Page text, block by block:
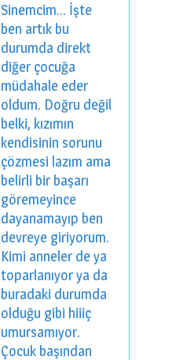
Sinemcim... İşte
ben artık bu
durumda direkt
diğer çocuğa
müdahale eder
oldum. Doğru değil
belki, kızımın
kendisinin sorunu
çözmesi lazım ama
belirli bir başarı
göremeyince
dayanamayıp ben
devreye giriyorum.
Kimi anneler de ya
toparlanıyor ya da
buradaki durumda
olduğu gibi hiiiç
umursamıyor.
Çocuk başından